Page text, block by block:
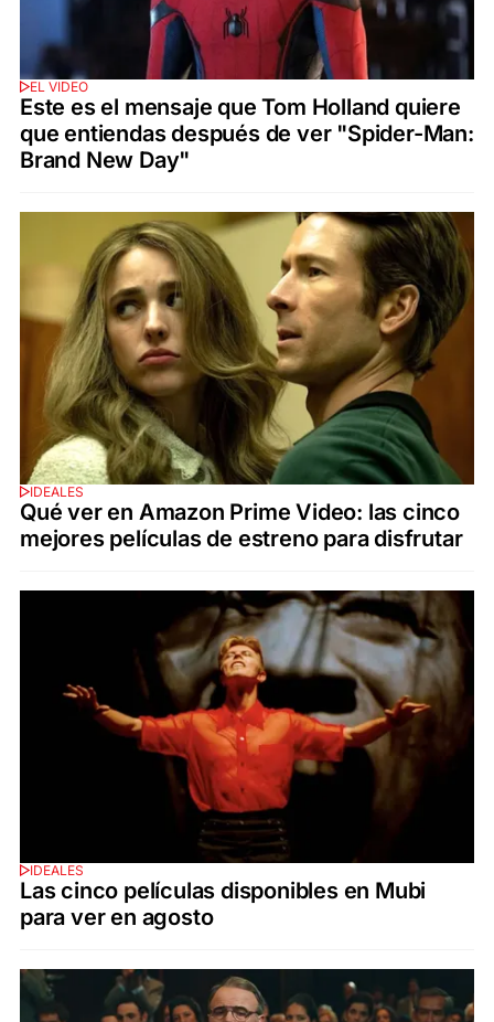
EL VIDEO
Este es el mensaje que Tom Holland quiere
que entiendas después de ver "Spider-Man:
Brand New Day"
IDEALES
Qué ver en Amazon Prime Video: las cinco
mejores películas de estreno para disfrutar
IDEALES
Las cinco películas disponibles en Mubi
para ver en agosto